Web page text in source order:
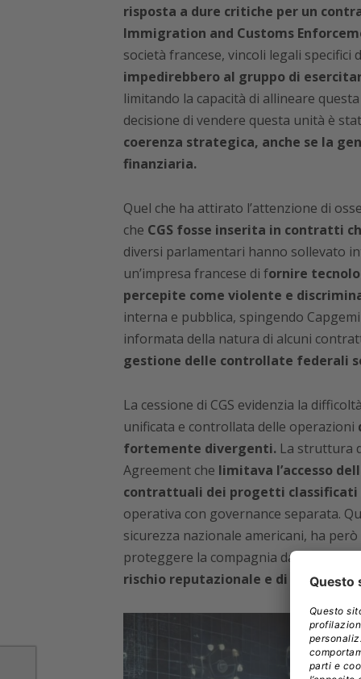
risposta a dure critiche per un
Immigration and Customs
società francese, vincoli legali
impedirebbero al gruppo di
limitando la capacità di allineare
decisione di vendere questa unità è
coerenza strategica, anche se la
finanziaria.
Quel che ha attirato l’attenzione di
che CGS fosse inserita in contratti
diversi parlamentari hanno sollevato
un’impresa francese di fornire
percepite come violente e
interna e pubblica, spingendo
informata della natura di alcuni
gestione delle controllate federali
La cessione di CGS evidenzia la
unificata e controllata delle operazioni
fortemente divergenti.La struttura
Agreement che limitava l’accesso
contrattuali dei progetti
operativa con governance separata.
sicurezza nazionale americani, ha
proteggere la compagnia dalla
rischio reputazionale e di controllo